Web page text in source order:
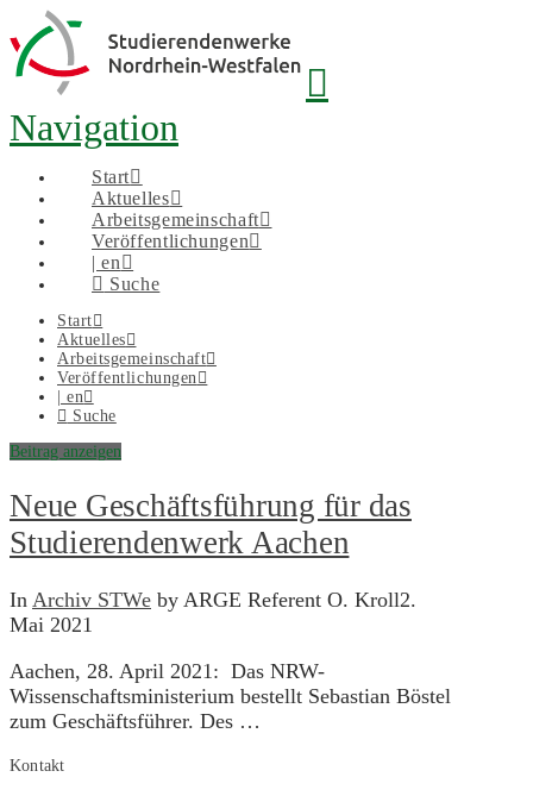
Navigation
Start
Aktuelles
Arbeitsgemeinschaft
Veröffentlichungen
| en
Suche
Start
Aktuelles
Arbeitsgemeinschaft
Veröffentlichungen
| en
Suche
Beitrag anzeigen
Neue Geschäftsführung für das
Studierendenwerk Aachen
In Archiv STWe by ARGE Referent O. Kroll2.
Mai 2021
Aachen, 28. April 2021: Das NRW-
Wissenschaftsministerium bestellt Sebastian Böstel
zum Geschäftsführer. Des …
Kontakt